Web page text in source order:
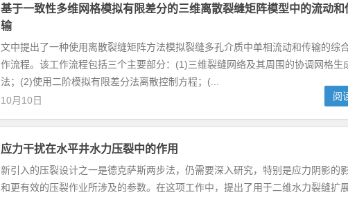
基于一致性多维网格模拟有限差分的三维离散裂缝矩阵模型中的流动和
输
文中提出了一种使用离散裂缝矩阵方法模拟裂缝多孔介质中单相流动和传输的综
作流程。该工作流程包括三个主要部分：(1)三维裂缝网络及其周围的协调网格生
法；(2)使用二阶模拟有限差分法离散控制方程；(...
10月10日
阅
应力干扰在水平井水力压裂中的作用
新引入的压裂设计之一是德克萨斯两步法，仍需要深入研究，特别是应力阴影的
和更有效的压裂作业所涉及的参数。在这项工作中，提出了用于二维水力裂缝扩